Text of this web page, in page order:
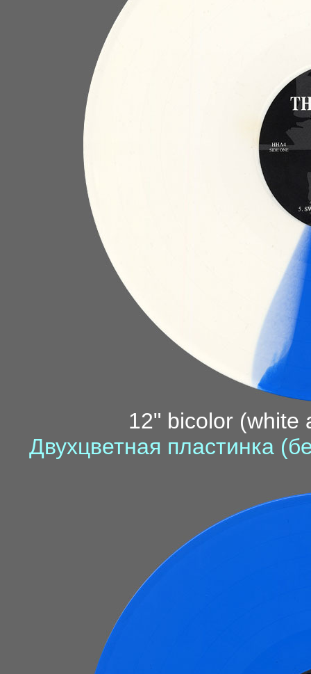
12" bicolor (white
Двухцветная пластинка